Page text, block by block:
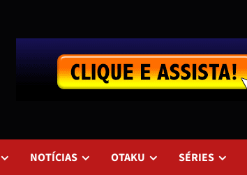
NOTÍCIAS OTAKU SÉRIES